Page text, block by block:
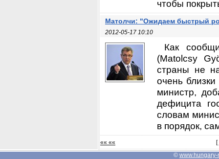
чтобы
Матолчи: "Ожидаем быстрый
2012-05-17 10:10
Как
(Matolcsy
страны не
очень
министр,
дефицита
словам
в порядок,
«« «« [
© www.hungary-